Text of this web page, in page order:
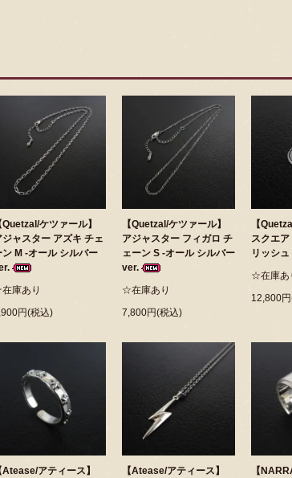
Quetzal/ケツァール】
ジャスター アズキ チェ
ン M -オール シルバー
庫あり
円(税込)
【Quetzal/ケツァール】
アジャスター フィガロ チ
ェーン S -オール シルバー
ver.
☆在庫あり
7,800円(税込)
【
スクエ
リッシ
☆在庫あ
12,800
Atease/アティース】
【Atease/アティース】
【